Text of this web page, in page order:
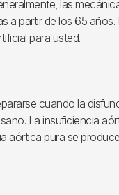
las
a partir de los 65 años.
para usted.
cuando la
La insuficiencia
aórtica pura se